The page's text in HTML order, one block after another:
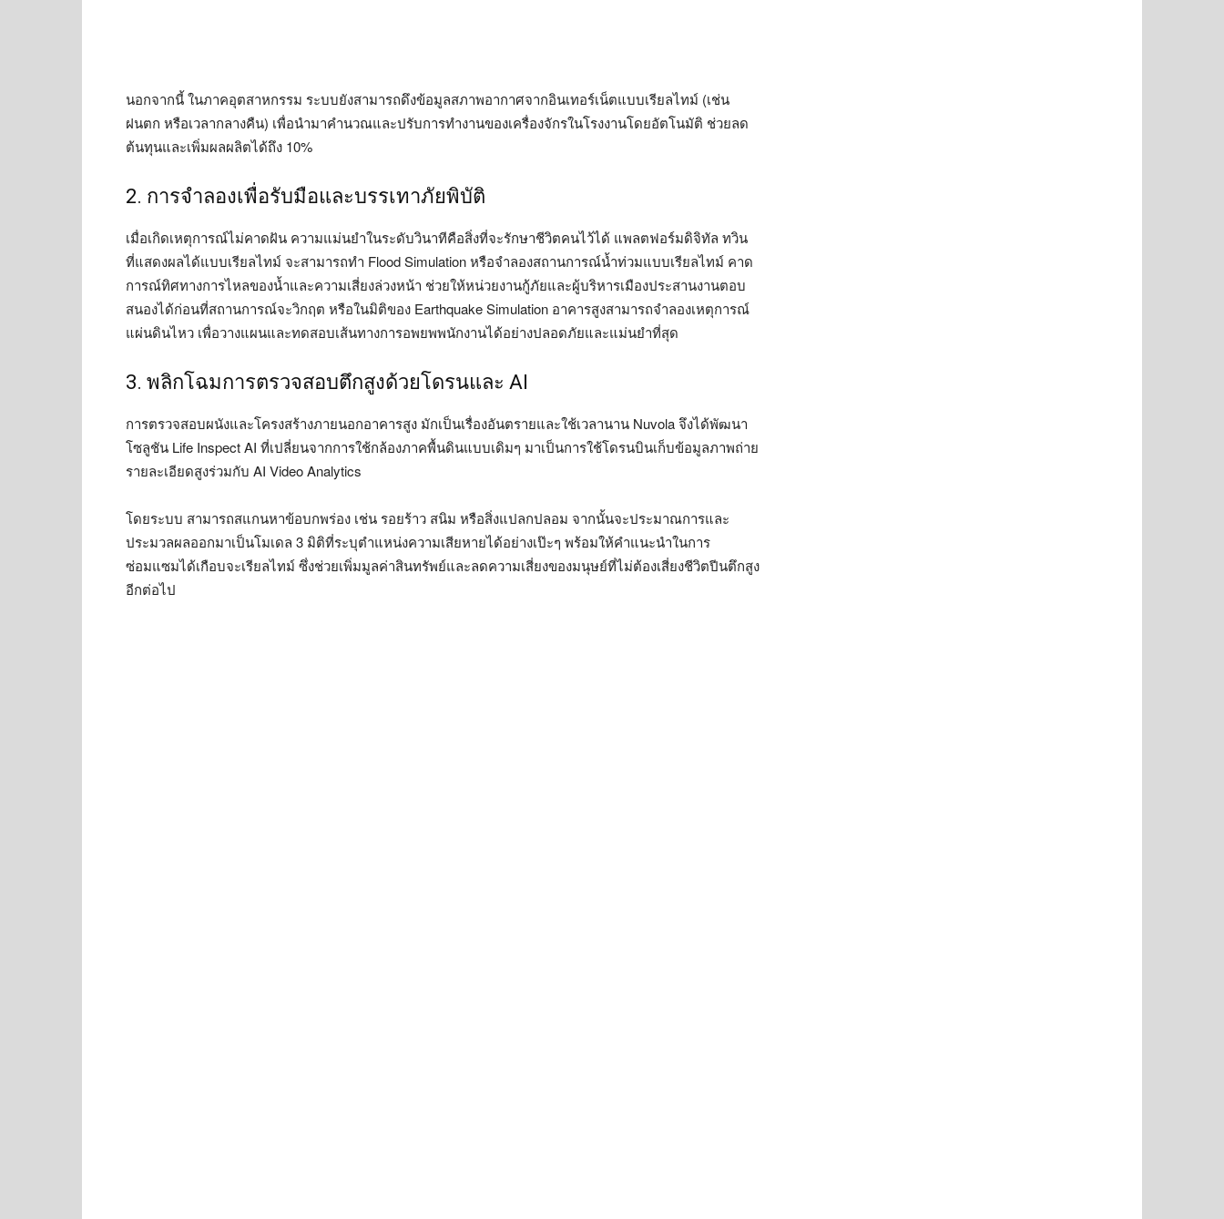
นอกจากนี้ ในภาคอุตสาหกรรม ระบบยังสามารถดึงข้อมูลสภาพอากาศจากอินเทอร์เน็ตแบบเรียลไทม์ (เช่น
ฝนตก หรือเวลากลางคืน) เพื่อนำมาคำนวณและปรับการทำงานของเครื่องจักรในโรงงานโดยอัตโนมัติ ช่วยลด
ต้นทุนและเพิ่มผลผลิตได้ถึง 10%
2. การจำลองเพื่อรับมือและบรรเทาภัยพิบัติ
เมื่อเกิดเหตุการณ์ไม่คาดฝัน ความแม่นยำในระดับวินาทีคือสิ่งที่จะรักษาชีวิตคนไว้ได้ แพลตฟอร์มดิจิทัล ทวิน
ที่แสดงผลได้แบบเรียลไทม์ จะสามารถทำ Flood Simulation หรือจำลองสถานการณ์น้ำท่วมแบบเรียลไทม์ คาด
การณ์ทิศทางการไหลของน้ำและความเสี่ยงล่วงหน้า ช่วยให้หน่วยงานกู้ภัยและผู้บริหารเมืองประสานงานตอบ
สนองได้ก่อนที่สถานการณ์จะวิกฤต หรือในมิติของ Earthquake Simulation อาคารสูงสามารถจำลองเหตุการณ์
แผ่นดินไหว เพื่อวางแผนและทดสอบเส้นทางการอพยพพนักงานได้อย่างปลอดภัยและแม่นยำที่สุด
3. พลิกโฉมการตรวจสอบตึกสูงด้วยโดรนและ AI
การตรวจสอบผนังและโครงสร้างภายนอกอาคารสูง มักเป็นเรื่องอันตรายและใช้เวลานาน Nuvola จึงได้พัฒนา
โซลูชัน Life Inspect AI ที่เปลี่ยนจากการใช้กล้องภาคพื้นดินแบบเดิมๆ มาเป็นการใช้โดรนบินเก็บข้อมูลภาพถ่าย
รายละเอียดสูงร่วมกับ AI Video Analytics
โดยระบบ สามารถสแกนหาข้อบกพร่อง เช่น รอยร้าว สนิม หรือสิ่งแปลกปลอม จากนั้นจะประมาณการและ
ประมวลผลออกมาเป็นโมเดล 3 มิติที่ระบุตำแหน่งความเสียหายได้อย่างเป๊ะๆ พร้อมให้คำแนะนำในการ
ซ่อมแซมได้เกือบจะเรียลไทม์ ซึ่งช่วยเพิ่มมูลค่าสินทรัพย์และลดความเสี่ยงของมนุษย์ที่ไม่ต้องเสี่ยงชีวิตปีนตึกสูง
อีกต่อไป